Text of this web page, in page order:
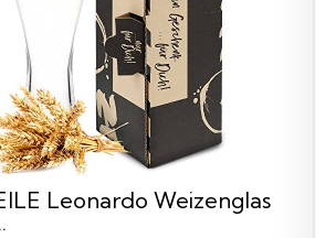
Leonardo Weizenglas